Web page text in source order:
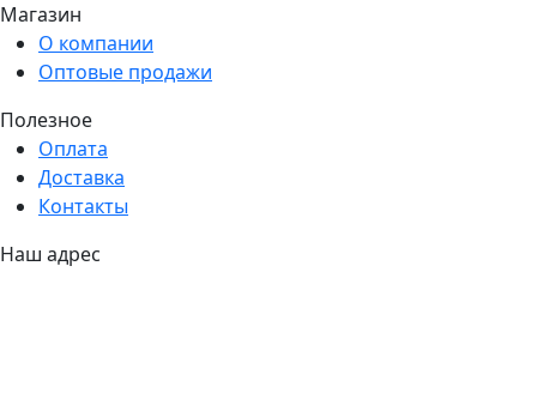
Магазин
О компании
Оптовые продажи
Полезное
Оплата
Доставка
Контакты
Наш адрес